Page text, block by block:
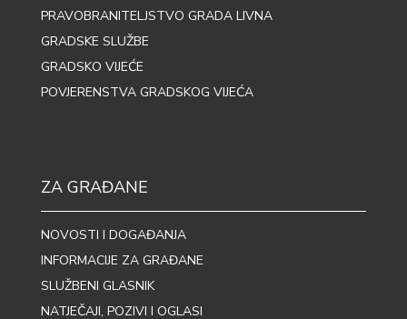
PRAVOBRANITELJSTVO GRADA LIVNA
GRADSKE SLUŽBE
GRADSKO VIJEĆE
POVJERENSTVA GRADSKOG VIJEĆA
ZA GRAĐANE
NOVOSTI I DOGAĐANJA
INFORMACIJE ZA GRAĐANE
SLUŽBENI GLASNIK
NATJEČAJI, POZIVI I OGLASI